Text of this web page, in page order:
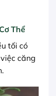
Thể
tối có
căng